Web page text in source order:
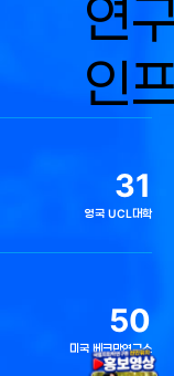
31
영국 UCL대학
50
미국 베크만연구소